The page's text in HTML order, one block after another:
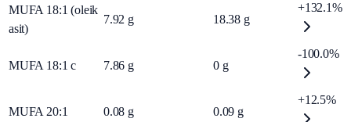
MUFA 18:1 (oleik
asit)
7.92 g 18.38 g
+132.1%
MUFA 18:1 c 7.86 g 0 g
-100.0%
MUFA 20:1 0.08 g 0.09 g
+12.5%